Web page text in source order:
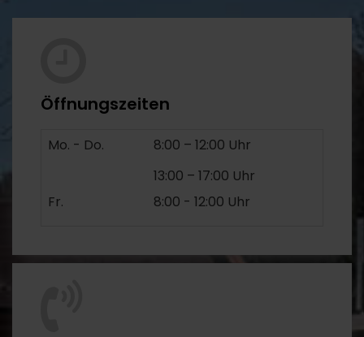
Öffnungszeiten
Mo. - Do. 8:00 – 12:00 Uhr
Fr.
13:00 – 17:00 Uhr
8:00 - 12:00 Uhr